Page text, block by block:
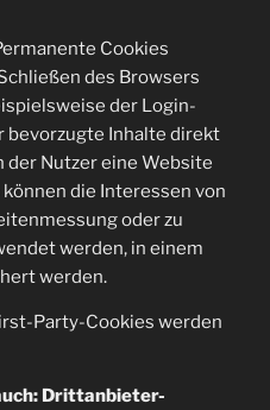
Cookies
des Browsers
der Login-
bevorzugte Inhalte direkt
der Nutzer eine Website
die Interessen von
oder zu
werden, in einem
werden.
Party-Cookies werden
Drittanbieter-